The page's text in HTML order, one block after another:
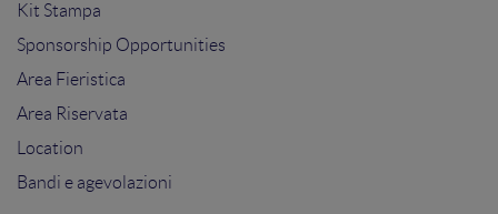
Kit Stampa
Sponsorship Opportunities
Area Fieristica
Area Riservata
Location
Bandi e agevolazioni